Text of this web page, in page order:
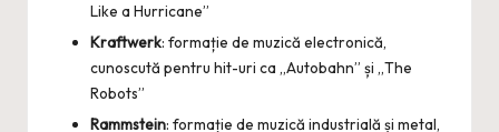
Like a Hurricane”
Kraftwerk: formație de muzică electronică,
cunoscută pentru hit-uri ca „Autobahn” și „The
Robots”
Rammstein: formație de muzică industrială și metal,